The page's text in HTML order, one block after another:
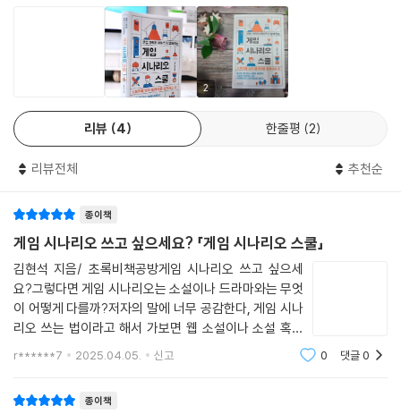
- 게임의 스토리 전개 방식 4가지
- 게임에서 영웅의 여정은 유효한가
- 게임의 소명, 게이머의 소명, 주인공의 소명
- 게임 타임라인은 무엇을 중심으로 하는가
- 환경을 통한 스토리 전달
[게임 사례] 니어 오토마타
- 스토리보드
- 비주얼 노벨 게임의 학습 효용
- UI 스크립트, 서버와 클라이언트
- 슈타인즈 게이트
연출하기
- 이펙트 기획하기
- 카메라 연출 기획하기
이처럼 하나의 퀘스트에서 퀘스트가 계속해서 연결되는 방식을 연속 퀘스
트라고 합니다. 스토리를 이어가는 방식이니 재미있게 구성할 수 있을 듯
한데요. 이를 위해서는 연속 퀘스트를 만드는 목적에 대해서 충분히 인지
하고 있어야 합니다.
지역 설정을 문서화할 때 주의해야 할 부분은 문서의 대상입니다. 지역 설
정은 게이머 눈에는 보이지 않습니다. 만약 그렇지 않다면 게이머들을 위
한 지역 설정을 다시 해야 할 것입니다. 게임 기획자의 문서는 어디까지나
같은 이유로 지역 설정을 소설처럼 이야기 형식으로 쓰면 곤란합니다. 숲
지역을 만든다고 할 때 “크고 작은 다양한 나무가 늘어서 있다.”와 같은 표
현은 의미가 없습니다. 그래픽 담당자 입장에서는 나무가 사람에 비해 얼
마나 큰지, 초록 잎인지 단풍잎인지, 가지만 앙상한지 풍성한지 등 나무의
형태가 필요하지요. 그래서 숲을 지역 설정할 때는 나무 형태를 리스트로
작성하는 것이 맞습니다. 이때 나무의 배치까지 신경 쓸 필요는 없습니다.
--- p.154
캐릭터 설정이나 작법, 조형론에 관한 책이나 자료를 보면 입체적인 캐릭
관심 있는 이들에게도 새로운 시야를 열어줄 것이다.
실제 게임 기획자가 알려주는 현장 밀착형 노하우
누구도 ‘Skip’할 수 없는 스토리, 이렇게 만든다!
저자 김현석(마이즈)은 20년 이상 넥슨, 액토즈 등에서 다수의 프로젝트
를 이끌어 온 베테랑 게임 디렉터다. MMORPG부터 모바일 게임, 콘솔 게
임까지 다양한 장르를 경험하며 게임 기획과 시나리오 기획을 동시에 연구
스템과 연출, UI, 퀘스트 설계와 맞물려야 한다는 점을 누누이 강조하며,
직접 개발에 참여한 경험을 바탕으로 실제 현업에서 쓰이는 시나리오 기획
방법, 개발팀과의 협업 방식, 스토리를 게임에 적용하는 과정까지 실무에
서 즉시 활용할 수 있는 노하우를 담았다.
√ 세계관과 캐릭터 설정
‘그럴싸한 설정’이 아니라 게임에서 활용할 수 있는 세계관 설정 방법, 플레
하는 방법을 다룬다.
게임 시나리오는 단순한 글쓰기가 아니다. 게임 기획자는 게임 시나리오를
읽게 하는 것이 아니라 전달(경험)하도록 해야 한다. 이 책은 게임 기획자
로서의 역할을 강조하며 입문자에게는 탄탄한 기초를, 현업인에게는 초심
을 다잡을 기회를 제공한다.
- 구본일 (게임캔버스 원장)
2
리뷰 4 한줄평 2
리뷰전체 추천순
종이책
게임 시나리오 쓰고 싶으세요? 「게임 시나리오 스쿨」
김현석 지음/ 초록비책공방게임 시나리오 쓰고 싶으세
요?그렇다면 게임 시나리오는 소설이나 드라마와는 무엇
이 어떻게 다를까?저자의 말에 너무 공감한다, 게임 시나
리오 쓰는 법이라고 해서 가보면 웹 소설이나 소설 혹은
영화 대본 강의를 하고 있다는!!!!뭔가 이 분야의 정형화
r******7 2025.04.05. 신고 0 댓글0
종이책